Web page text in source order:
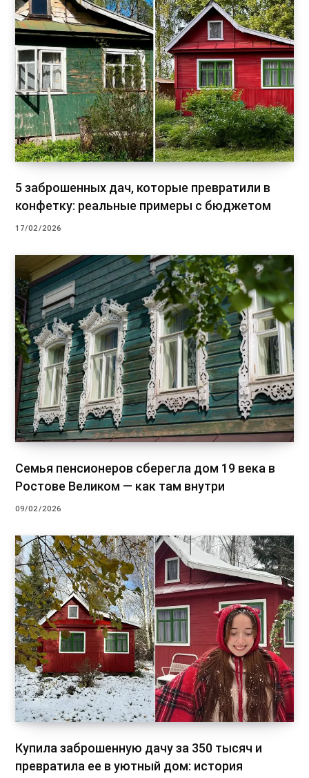
5 заброшенных дач, которые превратили в
конфетку: реальные примеры с бюджетом
17/02/2026
Семья пенсионеров сберегла дом 19 века в
Ростове Великом — как там внутри
09/02/2026
Купила заброшенную дачу за 350 тысяч и
превратила ее в уютный дом: история